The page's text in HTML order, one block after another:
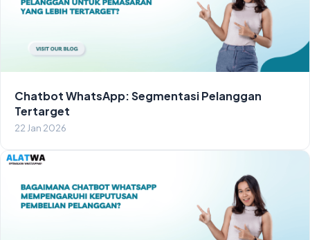
Chatbot WhatsApp: Segmentasi Pelanggan
Tertarget
22 Jan 2026